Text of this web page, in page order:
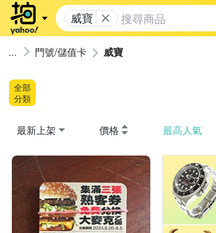
威寶
門號/儲值卡 威寶
全部
分類
最新上架 價格 最高人氣